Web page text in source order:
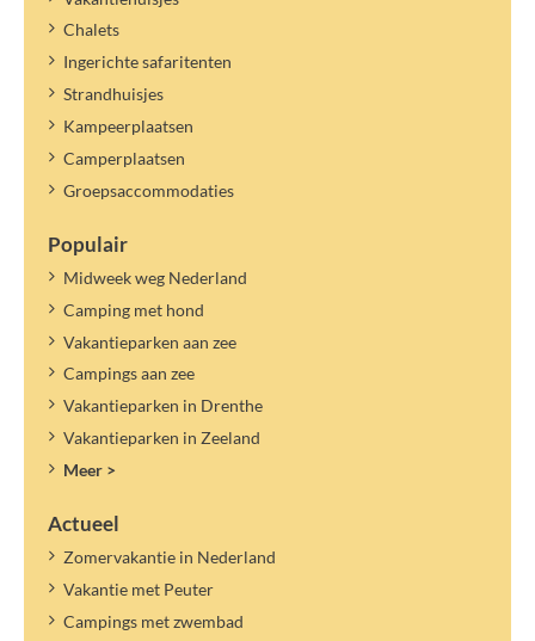
tarief kan later worden vastgesteld en verrekend.
Chalets
Ingerichte safaritenten
Strandhuisjes
Kampeerplaatsen
Camperplaatsen
Groepsaccommodaties
Populair
Midweek weg Nederland
Camping met hond
Vakantieparken aan zee
Campings aan zee
Vakantieparken in Drenthe
Vakantieparken in Zeeland
Meer >
Actueel
Zomervakantie in Nederland
Vakantie met Peuter
Campings met zwembad